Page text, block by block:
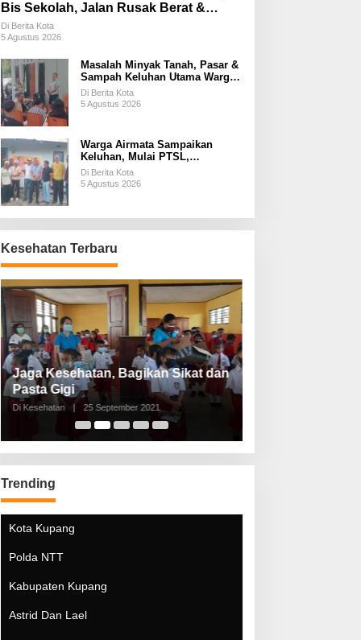
Bis Sekolah, Jalan Rusak Berat &
Susah Pupuk Subsidi
Di Berita Kota
5 Agustus 2026
Masalah Minyak Tanah, Pasar &
Sampah Keluhan Utama Warga
Airnona
Di Berita Kota
5 Agustus 2026
Warga Airmata Sampaikan
Keluhan, Mulai PTSL,
Ketersediaan Minyak Tanah &
Lahan Pemakaman
Di Berita Kota
5 Agustus 2026
Kesehatan Terbaru
Jaga Kesehatan, Bagikan Sikat dan
Pasta Gigi
Di Kesehatan | 25 September 2021
Trending
Kota Kupang
Polda NTT
Kabupaten Kupang
Astrid Dan Lael